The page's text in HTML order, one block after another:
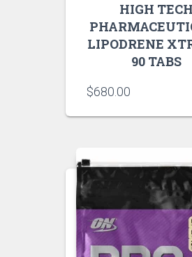
HIGH TECH
LIPODRENE
90 TABS
$680.00